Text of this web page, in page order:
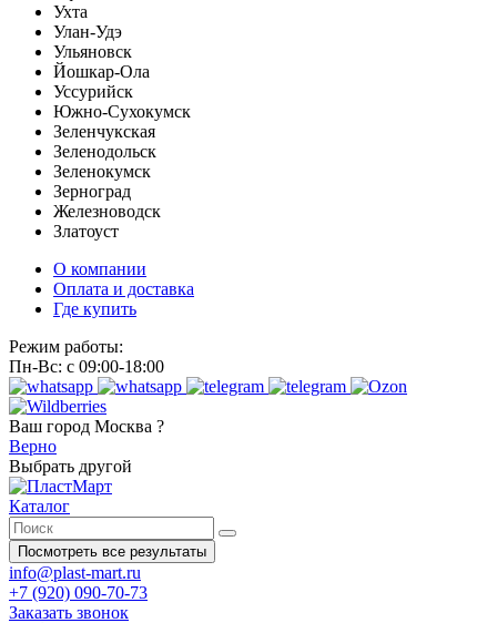
Ухта
Улан-Удэ
Ульяновск
Йошкар-Ола
Уссурийск
Южно-Сухокумск
Зеленчукская
Зеленодольск
Зеленокумск
Зерноград
Железноводск
Златоуст
О компании
Оплата и доставка
Где купить
Режим работы:
Пн-Вс: с 09:00-18:00
Ваш город Москва ?
Верно
Выбрать другой
Каталог
Посмотреть все результаты
info@plast-mart.ru
+7 (920) 090-70-73
Заказать звонок